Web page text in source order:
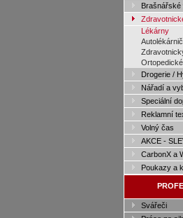
Lékárny
Drogerie /
Nářadí a
Speciální
Reklamní
Volný čas
AKCE -
CarbonX a
Poukazy a
Svářeči